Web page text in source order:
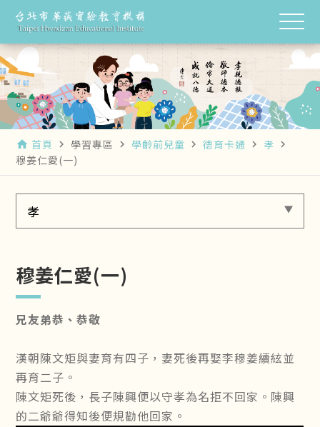
home 首頁 navigate_next 學習專區 navigate_next 學齡前兒童 navigate_next 德育卡通 navigate_next 孝 navigate_next
穆姜仁愛(一)
孝
穆姜仁愛(一)
兄友弟恭、恭敬
漢朝陳文矩與妻育有四子，妻死後再娶李穆姜續絃並
再育二子。
陳文矩死後，長子陳興便以守孝為名拒不回家。陳興
的二爺爺得知後便規勸他回家。